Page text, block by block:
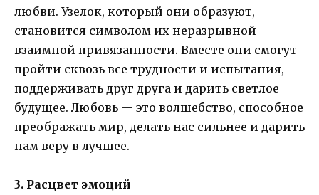
любви. Узелок, который они образуют,
становится символом их неразрывной
взаимной привязанности. Вместе они смогут
пройти сквозь все трудности и испытания,
поддерживать друг друга и дарить светлое
будущее. Любовь — это волшебство, способное
преображать мир, делать нас сильнее и дарить
нам веру в лучшее.
3. Расцвет эмоций